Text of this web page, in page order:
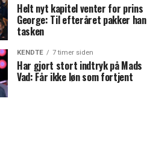
Helt nyt kapitel venter for prins
George: Til efteråret pakker han
tasken
KENDTE 7 timer siden
Har gjort stort indtryk på Mads
Vad: Får ikke løn som fortjent